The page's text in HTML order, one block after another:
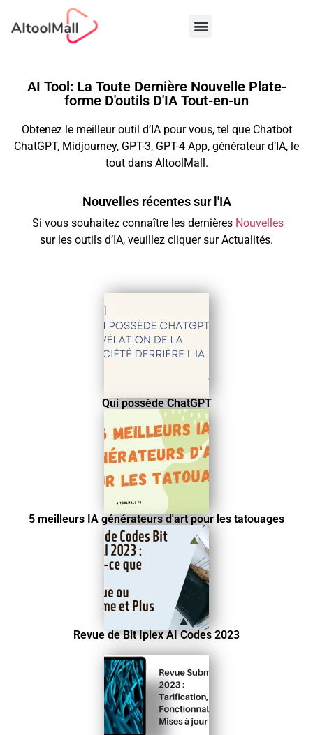
AI Tool: La Toute Dernière Nouvelle Plate-
forme D'outils D'IA Tout-en-un
Obtenez le meilleur outil d’IA pour vous, tel que Chatbot
ChatGPT, Midjourney, GPT-3, GPT-4 App, générateur d’IA, le
tout dans AItoolMall.
Nouvelles récentes sur l'IA
Si vous souhaitez connaître les dernières Nouvelles
sur les outils d’IA, veuillez cliquer sur Actualités.
Qui possède ChatGPT
5 meilleurs IA générateurs d'art pour les tatouages
Revue de Bit Iplex AI Codes 2023